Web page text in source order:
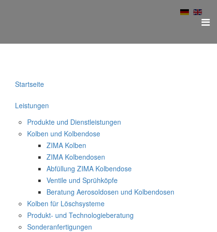
Startseite
Leistungen
Produkte und Dienstleistungen
Kolben und Kolbendose
ZIMA Kolben
ZIMA Kolbendosen
Abfüllung ZIMA Kolbendose
Ventile und Sprühköpfe
Beratung Aerosoldosen und Kolbendosen
Kolben für Löschsysteme
Produkt- und Technologieberatung
Sonderanfertigungen